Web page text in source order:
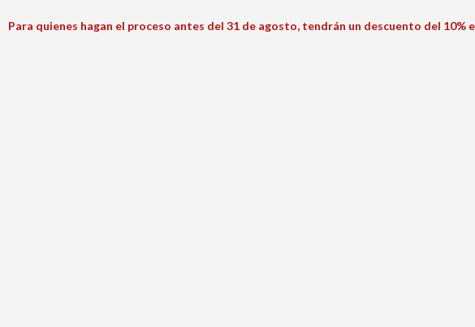
Para quienes hagan el proceso antes del 31 de agosto, tendrán un descuento del 10%